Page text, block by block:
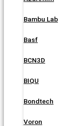
Bambu Lab
Basf
BCN3D
BIQU
Bondtech
Voron